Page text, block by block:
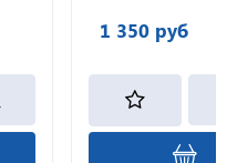
1 350 руб